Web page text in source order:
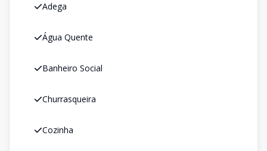
Adega
Água Quente
Banheiro Social
Churrasqueira
Cozinha